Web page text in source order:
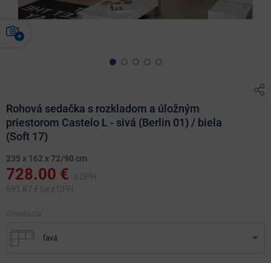
Rohová sedačka s rozkladom a úložným
priestorom Castelo L - sivá (Berlin 01) / biela
(Soft 17)
235 x 162 x 72/90 cm
728.00 €
s DPH
591.87 € bez DPH
Orientácia:
ľavá